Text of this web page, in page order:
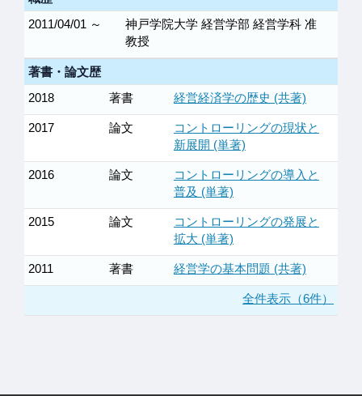
2011/04/01 ～
神戸学院大学 経営学部 経営学科 准
教授
著書・論文歴
2018
著書 経営経済学の歴史 (共著)
2017 論文
コントローリングの現状と
新展開 (単著)
2016 論文
コントローリングの導入と
普及 (単著)
2015 論文
コントローリングの発展と
拡大 (単著)
2011 著書 経営学の基本問題 (共著)
全件表示（6件）